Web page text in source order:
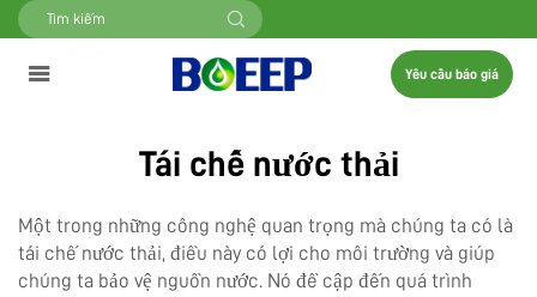
Yêu cầu báo giá
Tái chế nước thải
Một trong những công nghệ quan trọng mà chúng ta có là
tái chế nước thải, điều này có lợi cho môi trường và giúp
chúng ta bảo vệ nguồn nước. Nó đề cập đến quá trình